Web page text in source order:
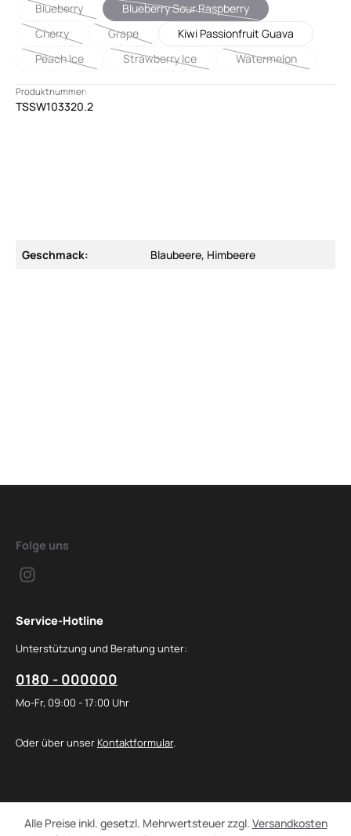
Blueberry
(Diese Option ist zurzeit nicht verfügbar.)
Blueberry Sour Raspberry
(Diese Option ist zurzeit nicht
Cherry
(Diese Option ist zurzeit nicht verfügbar.)
Grape
(Diese Option ist zurzeit nicht verfügbar.)
Kiwi Passionfruit Guava
Peach Ice
(Diese Option ist zurzeit nicht verfügbar.)
Strawberry Ice
(Diese Option ist zurzeit nicht verfügbar.)
Watermelon
(Diese Option ist
Produktnummer:
TSSW103320.2
Geschmack: Blaubeere, Himbeere
Folge uns
Service-Hotline
Unterstützung und Beratung unter:
0180 - 000000
Mo-Fr, 09:00 - 17:00 Uhr
Oder über unser Kontaktformular.
Alle Preise inkl. gesetzl. Mehrwertsteuer zzgl. Versandkosten